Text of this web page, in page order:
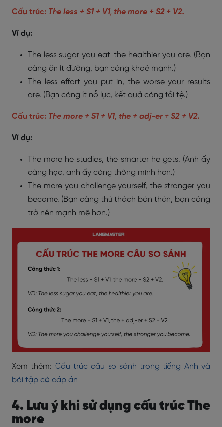
Cấu trúc: The less + S1 + V1, the more + S2 + V2.
Ví dụ:
The less sugar you eat, the healthier you are. (Bạn
càng ăn ít đường, bạn càng khoẻ mạnh.)
The less effort you put in, the worse your results
are. (Bạn càng ít nỗ lực, kết quả càng tồi tệ.)
Cấu trúc: The more + S1 + V1, the + adj-er + S2 + V2.
Ví dụ:
The more he studies, the smarter he gets. (Anh ấy
càng học, anh ấy càng thông minh hơn.)
The more you challenge yourself, the stronger you
become. (Bạn càng thử thách bản thân, bạn càng
trở nên mạnh mẽ hơn.)
Xem thêm: Cấu trúc câu so sánh trong tiếng Anh và
bài tập có đáp án
4. Lưu ý khi sử dụng cấu trúc The
more